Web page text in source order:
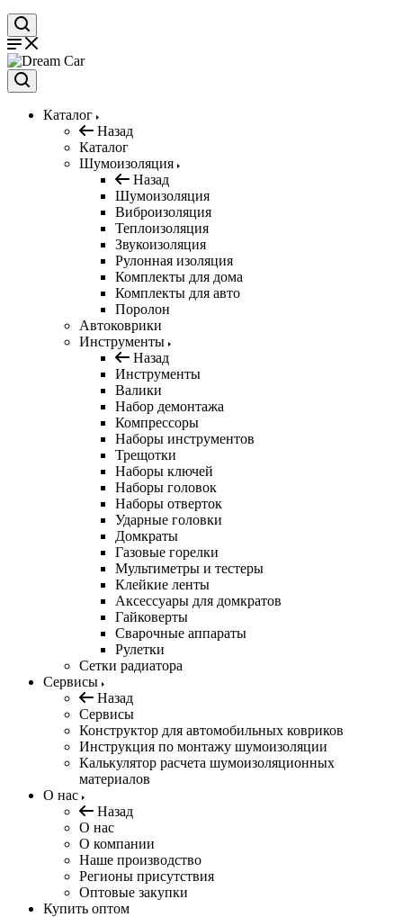
Каталог
Назад
Каталог
Шумоизоляция
Назад
Шумоизоляция
Виброизоляция
Теплоизоляция
Звукоизоляция
Рулонная изоляция
Комплекты для дома
Комплекты для авто
Поролон
Автоковрики
Инструменты
Назад
Инструменты
Валики
Набор демонтажа
Компрессоры
Наборы инструментов
Трещотки
Наборы ключей
Наборы головок
Наборы отверток
Ударные головки
Домкраты
Газовые горелки
Мультиметры и тестеры
Клейкие ленты
Аксессуары для домкратов
Гайковерты
Сварочные аппараты
Рулетки
Сетки радиатора
Сервисы
Назад
Сервисы
Конструктор для автомобильных ковриков
Инструкция по монтажу шумоизоляции
Калькулятор расчета шумоизоляционных
материалов
О нас
Назад
О нас
О компании
Наше производство
Регионы присутствия
Оптовые закупки
Купить оптом